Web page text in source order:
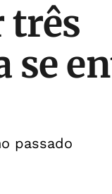
três
passado